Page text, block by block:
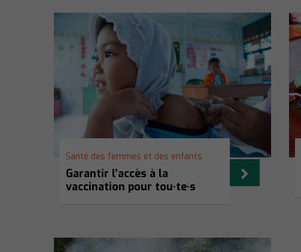
Santé des femmes et des enfants
Garantir l’accès à la
vaccination pour tou·te·s